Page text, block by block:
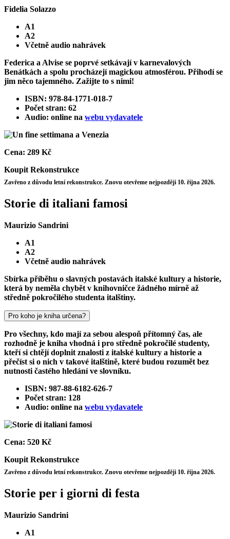
Fidelia Solazzo
A1
A2
Včetně audio nahrávek
Federica a Alvise se poprvé setkávají v karnevalových
Benátkách a spolu procházejí magickou atmosférou. Přihodí se
jim něco tajemného. Zažijte to s nimi!
ISBN: 978-84-1771-018-7
Počet stran: 62
Audio: online na webu vydavatele
Cena: 289 Kč
Koupit Rekonstrukce
Zavřeno z důvodu letní rekonstrukce. Znovu otevřeme nejpozději 10. října 2026.
Storie di italiani famosi
Maurizio Sandrini
A1
A2
Včetně audio nahrávek
Sbírka příběhu o slavných postavách italské kultury a historie,
která by neměla chybět v knihovničce žádného mírně až
středně pokročilého studenta italštiny.
Pro koho je kniha určena?
Pro všechny, kdo mají za sebou alespoň přítomný čas, ale
rozhodně je kniha vhodná i pro středně pokročilé studenty,
kteří si chtějí doplnit znalosti z italské kultury a historie a
přečíst si o nich v takové italštině, které budou rozumět bez
nutnosti častého hledání ve slovníku.
ISBN: 987-88-6182-626-7
Počet stran: 128
Audio: online na webu vydavatele
Cena: 520 Kč
Koupit Rekonstrukce
Zavřeno z důvodu letní rekonstrukce. Znovu otevřeme nejpozději 10. října 2026.
Storie per i giorni di festa
Maurizio Sandrini
A1